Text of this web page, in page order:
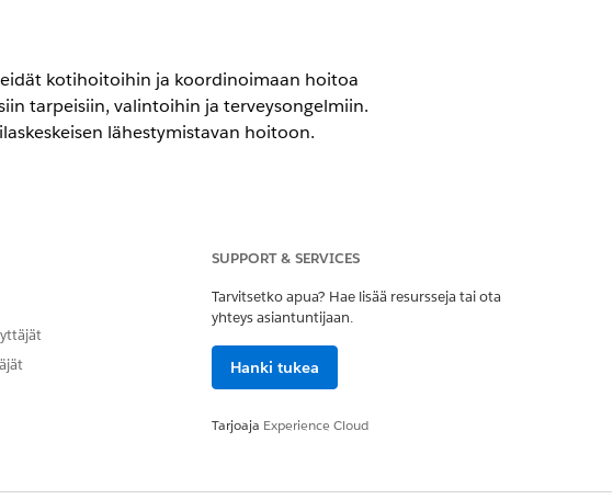
kotihoitoihin ja koordinoimaan hoitoa
tarpeisiin, valintoihin ja terveysongelmiin.
lähestymistavan hoitoon.
ja Home Health Add-on -lisäosalisenssi
Foundation -käyttöoikeusjoukko
hoitosuunnitelmia kotiinkäynteihin. Katso
SUPPORT & SERVICES
Tarvitsetko apua? Hae lisää resursseja tai ota
yhteys asiantuntijaan.
Hanki tukea
Tarjoaja Experience Cloud